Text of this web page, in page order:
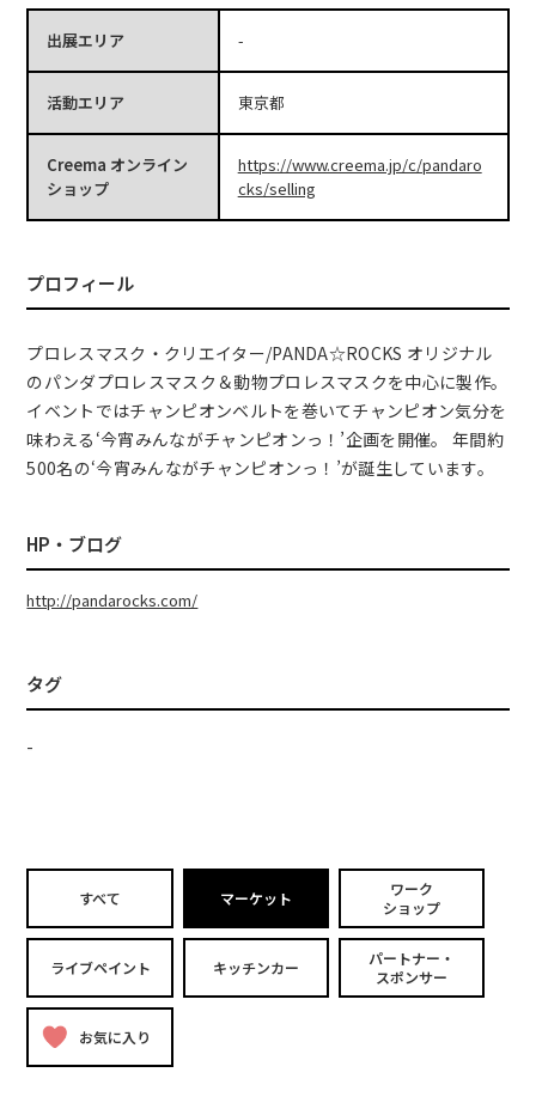
出展エリア -
活動エリア 東京都
Creema オンライン
ショップ
https://www.creema.jp/c/pandaro
cks/selling
プロフィール
プロレスマスク・クリエイター/PANDA☆ROCKS オリジナル
のパンダプロレスマスク＆動物プロレスマスクを中心に製作。
イベントではチャンピオンベルトを巻いてチャンピオン気分を
味わえる‘今宵みんながチャンピオンっ！’企画を開催。 年間約
500名の‘今宵みんながチャンピオンっ！’が誕生しています。
HP・ブログ
http://pandarocks.com/
タグ
-
すべて マーケット
ワーク
ショップ
ライブペイント キッチンカー
パートナー・
スポンサー
お気に入り